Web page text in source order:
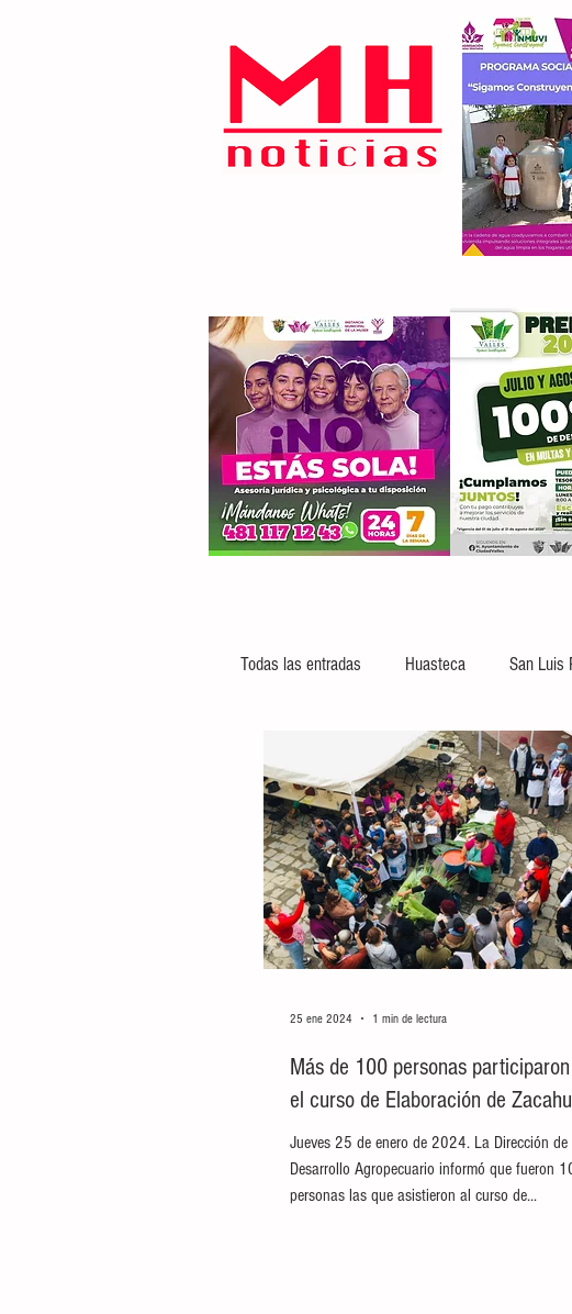
Todas las entradas Huasteca San Luis
Más de 100 personas participaron
el curso de Elaboración de
Jueves 25 de enero de 2024. La Dirección de
Desarrollo Agropecuario informó que fueron
personas las que asistieron al curso de...
25 ene 2024 1 min de lectura